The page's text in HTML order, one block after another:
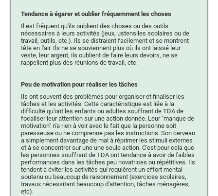
Tendance à égarer et oublier fréquemment les choses
Il est fréquent qu'ils oublient des choses ou des outils
nécessaires à leurs activités (jeux, ustensiles scolaires ou de
travail, outils, etc.). Ils se distraient facilement et se montrent
tête en l'air. Ils ne se souviennent plus où ils ont laissé leur
veste, leur argent, ils oublient de faire leurs devoirs, ne se
rappellent plus des réunions de travail, etc.
Peu de motivation pour réaliser les tâches
Ils ont souvent des problèmes pour organiser et finaliser les
tâches et les activités. Cette caractéristique est liée à la
difficulté qu'ont les enfants ou adultes souffrant de TDA de
focaliser leur attention sur une action donnée. Leur "manque de
motivation" n'a rien à voir avec le fait que la personne soit
paresseuse ou ne comprenne pas les instructions. Son cerveau
a simplement davantage de mal à réprimer les stimuli externes
et à se concentrer sur une une seule action. C'est pour cela que
les personnes souffrant de TDA ont tendance à avoir de faibles
performances dans les tâches peu novatrices ou répétitives. Ils
tendent à éviter les activités qui requièrent un effort mental
soutenu ou beaucoup de raisonnement (exercices scolaires,
travaux nécessitant beaucoup d'attention, tâches ménagères,
etc).